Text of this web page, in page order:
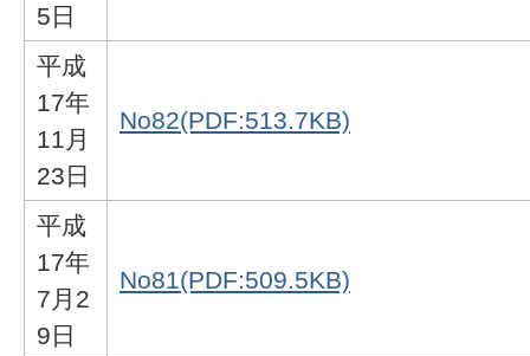
5日
平成
17年
11月
23日
No82(PDF:513.7KB)
平成
17年
7月2
9日
No81(PDF:509.5KB)